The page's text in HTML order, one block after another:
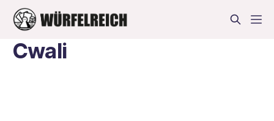
Cwali